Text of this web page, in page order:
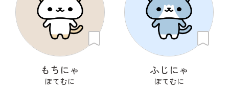
もちにゃ
ぽてむに
ふじにゃ
ぽてむに